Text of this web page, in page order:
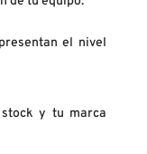
el nivel
stock y tu marca